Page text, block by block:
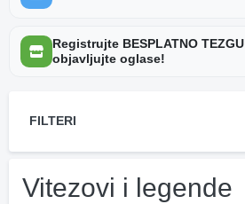
Registrujte BESPLATNO
objavljujte oglase!
FILTERI
Vitezovi i legende